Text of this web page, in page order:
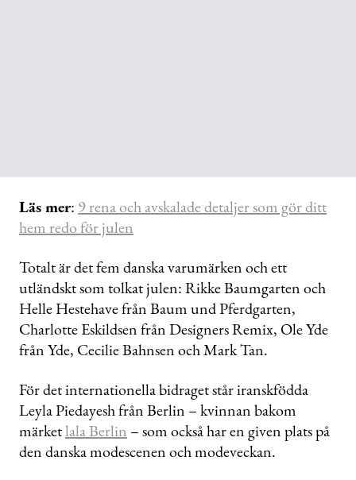
Läs mer: 9 rena och avskalade detaljer som gör ditt
hem redo för julen
Totalt är det fem danska varumärken och ett
utländskt som tolkat julen: Rikke Baumgarten och
Helle Hestehave från Baum und Pferdgarten,
Charlotte Eskildsen från Designers Remix, Ole Yde
från Yde, Cecilie Bahnsen och Mark Tan.
För det internationella bidraget står iranskfödda
Leyla Piedayesh från Berlin – kvinnan bakom
märketlala Berlin – som också har en given plats på
den danska modescenen och modeveckan.